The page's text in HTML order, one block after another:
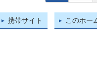
携帯サイト このホー